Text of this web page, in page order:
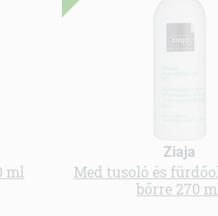
ml
Ziaja
Med tusoló és
bőrre 270